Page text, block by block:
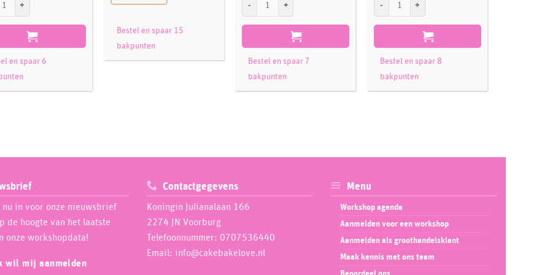
en spaar 6
Bestel en spaar 15
bakpunten
Bestel en spaar 7
bakpunten
Bestel en spaar 8
bakpunten
in voor onze nieuwsbrief
de hoogte van het laatste
onze workshopdata!
wil mij aanmelden
Contactgegevens
Koningin Julianalaan 166
2274 JN Voorburg
Telefoonnummer: 0707536440
Email: info@cakebakelove.nl
Menu
Workshop agenda
Aanmelden voor een workshop
Aanmelden als groothandelsklant
Maak kennis met ons team